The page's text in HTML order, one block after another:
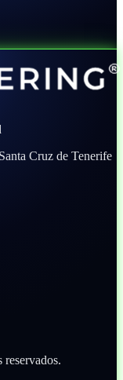
Cruz de Tenerife
reservados.